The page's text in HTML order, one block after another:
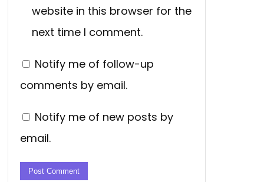
website in this browser for the
next time I comment.
Notify me of follow-up
comments by email.
Notify me of new posts by
email.